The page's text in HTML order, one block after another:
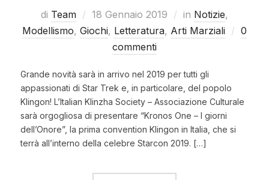
di Team 18 Gennaio 2019 in Notizie,
Modellismo, Giochi, Letteratura, Arti Marziali
0
commenti
Grande novità sarà in arrivo nel 2019 per tutti gli
appassionati di Star Trek e, in particolare, del popolo
Klingon! L’Italian Klinzha Society – Associazione Culturale
sarà orgogliosa di presentare “Kronos One – I giorni
dell’Onore”, la prima convention Klingon in Italia, che si
terrà all’interno della celebre Starcon 2019. […]